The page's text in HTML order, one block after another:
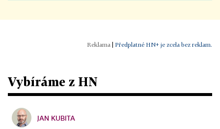
Předplatné HN+ je zcela bez reklam.
Vybíráme z HN
JAN KUBITA